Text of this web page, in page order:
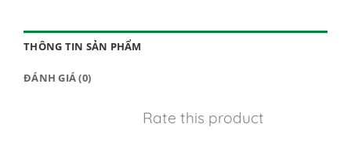
THÔNG TIN SẢN PHẨM
ĐÁNH GIÁ (0)
Rate this product